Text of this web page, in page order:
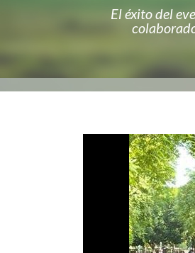
El éxito del